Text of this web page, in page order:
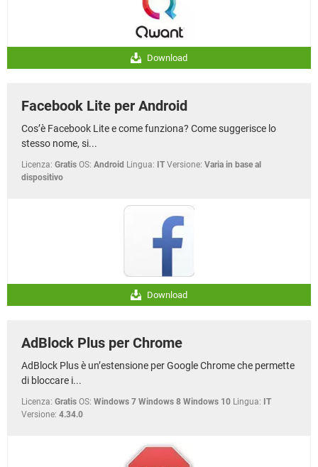
Download
Facebook Lite per Android
Cos’è Facebook Lite e come funziona? Come suggerisce lo
stesso nome, si...
Licenza: Gratis OS: Android Lingua: IT Versione: Varia in base al
dispositivo
Download
AdBlock Plus per Chrome
AdBlock Plus è un’estensione per Google Chrome che permette
di bloccare i...
Licenza: Gratis OS: Windows 7 Windows 8 Windows 10 Lingua: IT
Versione: 4.34.0